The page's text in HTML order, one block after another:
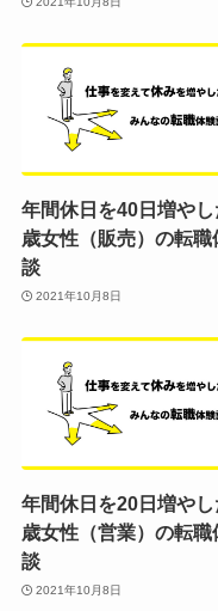
年間休日を40日増や
歳女性（販売）の転職
談
2021年10月8日
年間休日を20日増や
歳女性（営業）の転職
談
2021年10月8日